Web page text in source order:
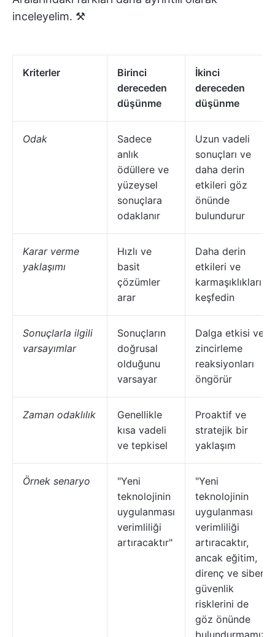
inceleyelim. ⚒️
Kriterler
Birinci
dereceden
düşünme
İkinci
dereceden
düşünme
Odak
Sadece
anlık
ödüllere ve
yüzeysel
sonuçlara
odaklanır
Uzun vadeli
sonuçları ve
daha derin
etkileri göz
önünde
bulundurur
Karar verme
yaklaşımı
Hızlı ve
basit
çözümler
arar
Daha derin
etkileri ve
karmaşıklıkları
keşfedin
Sonuçlarla ilgili
varsayımlar
Sonuçların
doğrusal
olduğunu
varsayar
Dalga etkisi ve
zincirleme
reaksiyonları
öngörür
Zaman odaklılık
Genellikle
kısa vadeli
ve tepkisel
Proaktif ve
stratejik bir
yaklaşım
Örnek senaryo
"Yeni
teknolojinin
uygulanması
verimliliği
artıracaktır"
"Yeni
teknolojinin
uygulanması
verimliliği
artıracaktır,
ancak eğitim,
direnç ve siber
güvenlik
risklerini de
göz önünde
bulundurmamız